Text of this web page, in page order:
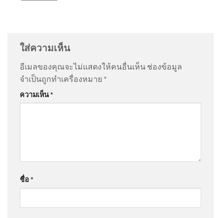
@2021แต่งรถสวยๆ
ด่วน โจรเจอของจริง จะกระชาก
สร้อยทอง แต่สาวฮึดสู้ | ข่าวอรุณอมรินทร์ 10/08/69
โจรกระจอก
ทำร้ายเด็กไทยวัย 14 ในห้องน้ำโรงเรียน โซเชียลแชร์ไม่
ใส่ความเห็น
อีเมลของคุณจะไม่แสดงให้คนอื่นเห็น ช่องข้อมูล
จำเป็นถูกทำเครื่องหมาย *
ความเห็น*
ชื่อ *